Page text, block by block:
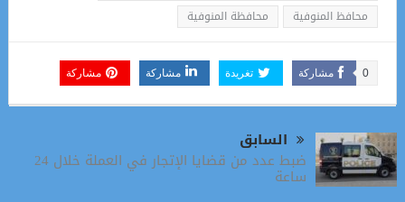
محافظ المنوفية
محافظة المنوفية
مشاركة 0 تغريدة مشاركة مشاركة
السابق
ضبط عدد من قضايا الإتجار في العملة خلال 24
ساعة